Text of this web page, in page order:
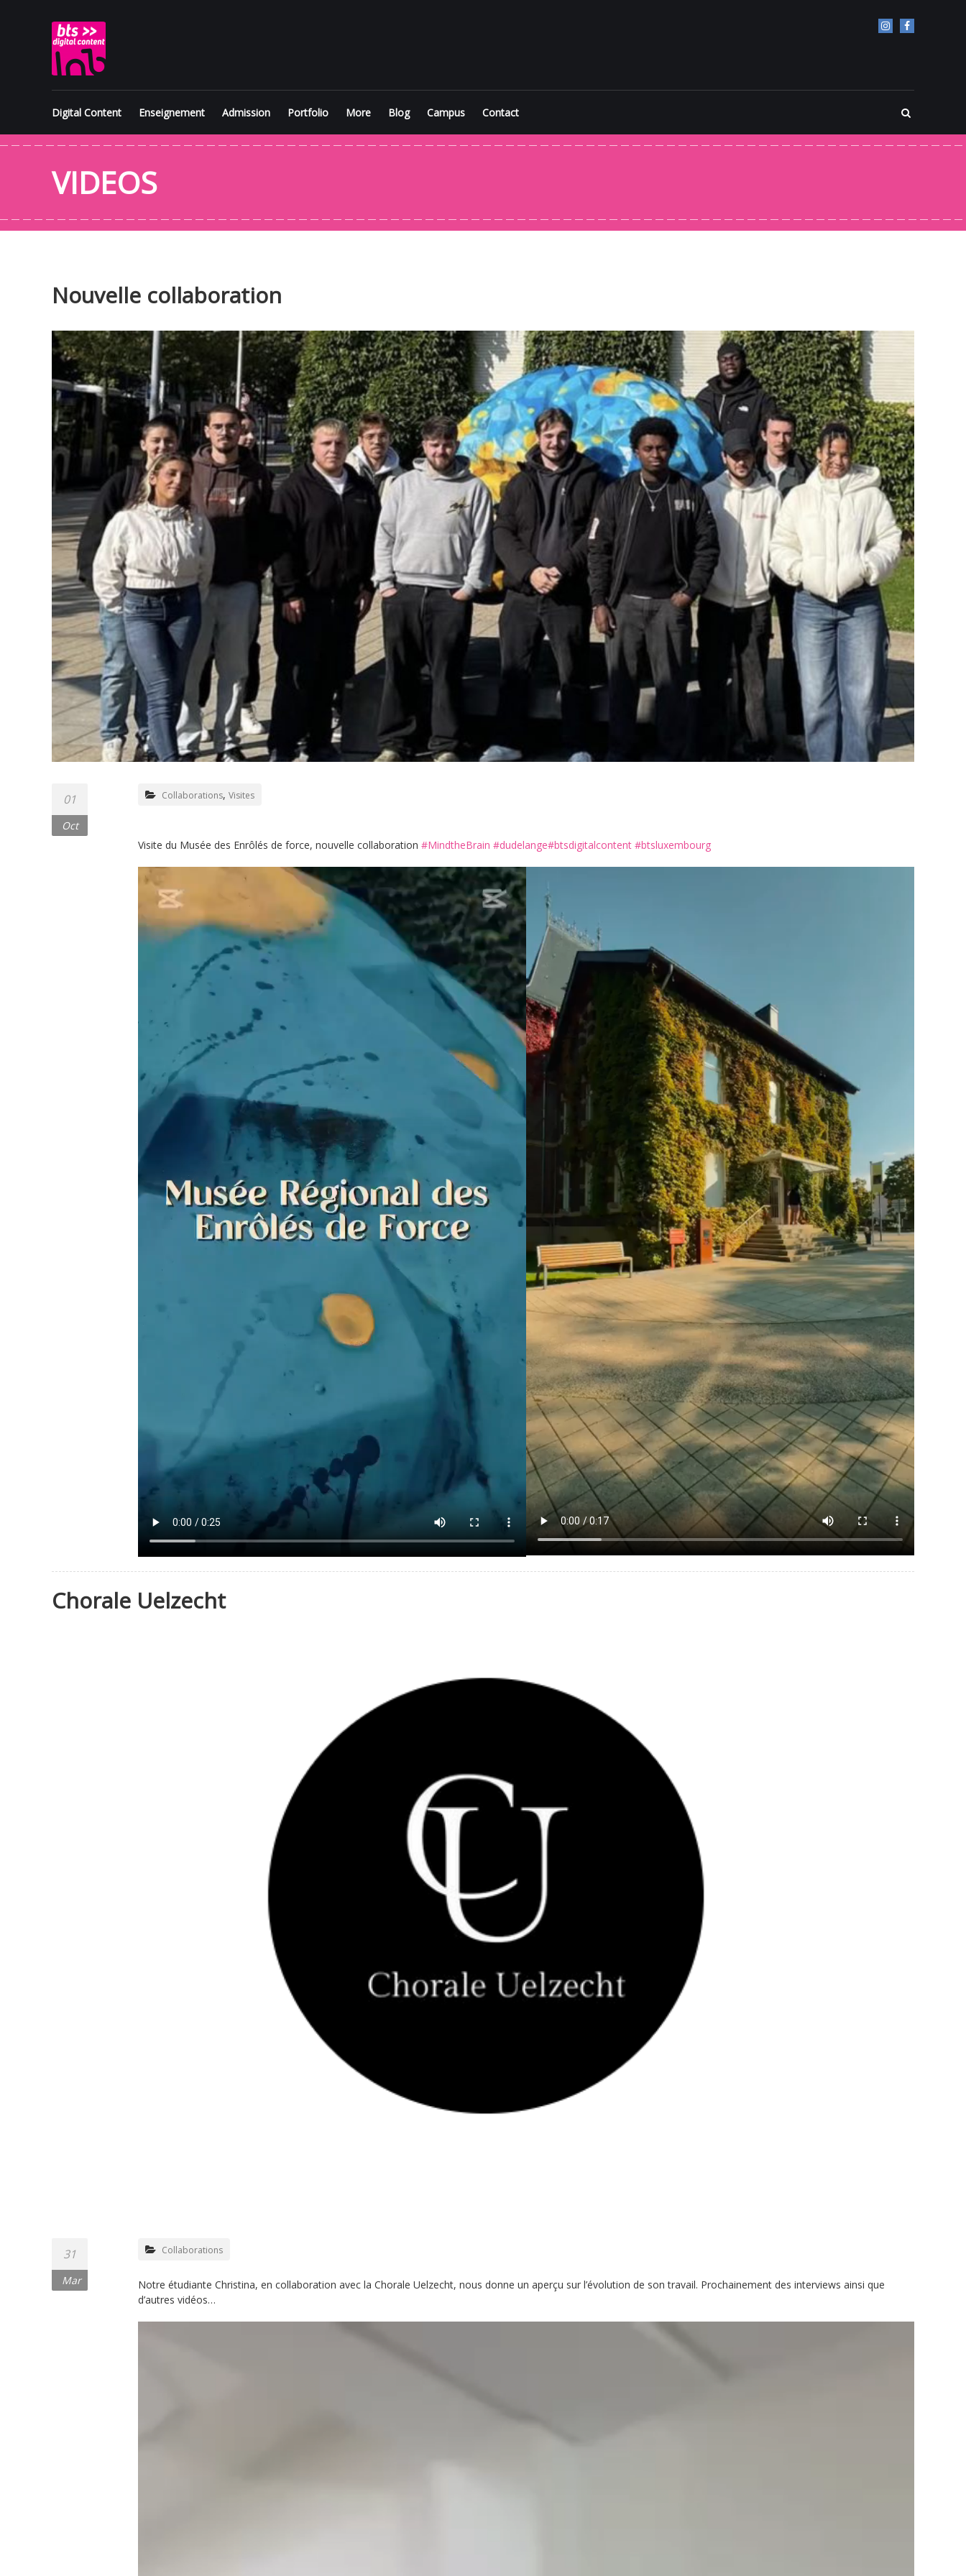
Digital Content Enseignement Admission Portfolio More Blog Campus Contact
VIDEOS
Nouvelle collaboration
01
Oct
Collaborations, Visites
Visite du Musée des Enrôlés de force, nouvelle collaboration #MindtheBrain #dudelange#btsdigitalcontent #btsluxembourg
Chorale Uelzecht
31
Mar
Collaborations
Notre étudiante Christina, en collaboration avec la Chorale Uelzecht, nous donne un aperçu sur l’évolution de son travail. Prochainement des interviews ainsi que
d’autres vidéos…